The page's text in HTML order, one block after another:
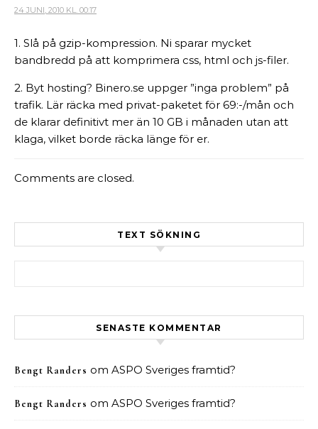
24 JUNI, 2010 KL. 00:17
1. Slå på gzip-kompression. Ni sparar mycket
bandbredd på att komprimera css, html och js-filer.
2. Byt hosting? Binero.se uppger ”inga problem” på
trafik. Lär räcka med privat-paketet för 69:-/mån och
de klarar definitivt mer än 10 GB i månaden utan att
klaga, vilket borde räcka länge för er.
Comments are closed.
TEXT SÖKNING
SENASTE KOMMENTAR
Bengt Randers om ASPO Sveriges framtid?
Bengt Randers om ASPO Sveriges framtid?